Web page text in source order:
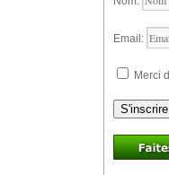
Email:
Merci
S'inscrire